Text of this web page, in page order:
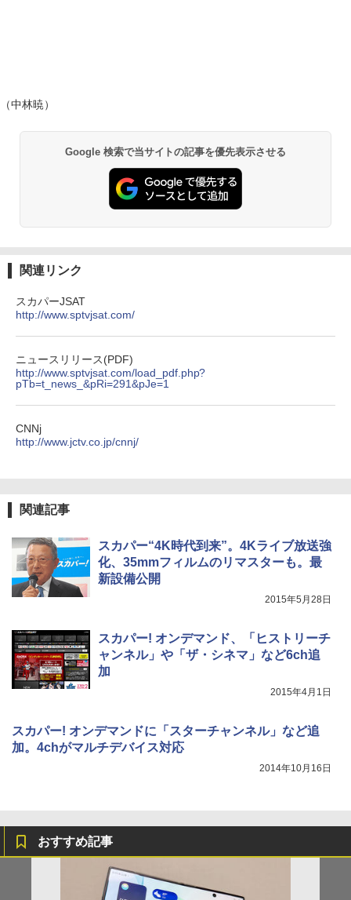
（中林暁）
Google 検索で当サイトの記事を優先表示させる
関連リンク
スカパーJSAT
http://www.sptvjsat.com/
ニュースリリース(PDF)
http://www.sptvjsat.com/load_pdf.php?
pTb=t_news_&pRi=291&pJe=1
CNNj
http://www.jctv.co.jp/cnnj/
関連記事
スカパー“4K時代到来”。4Kライブ放送強
化、35mmフィルムのリマスターも。最
新設備公開
2015年5月28日
スカパー! オンデマンド、「ヒストリーチ
ャンネル」や「ザ・シネマ」など6ch追
加
2015年4月1日
スカパー! オンデマンドに「スターチャンネル」など追
加。4chがマルチデバイス対応
2014年10月16日
おすすめ記事